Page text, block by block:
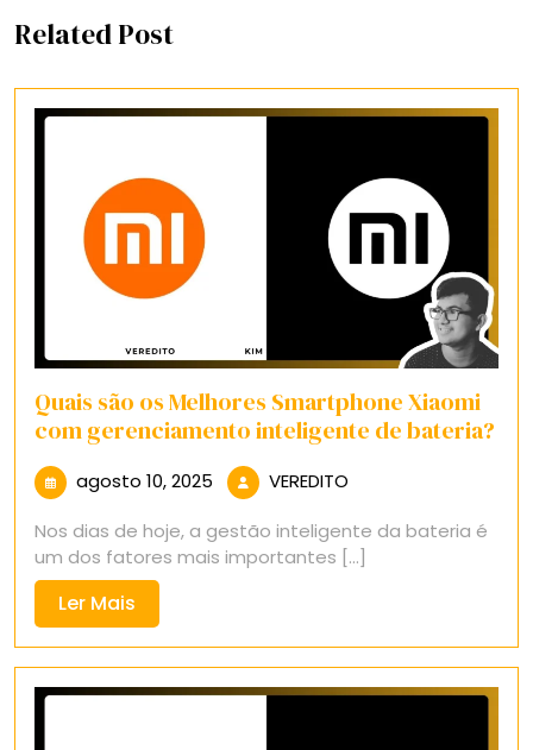
Related Post
Quais são os Melhores Smartphone Xiaomi
com gerenciamento inteligente de bateria?
agosto 10, 2025 agosto
2025
VEREDITO
Nos dias de hoje, a gestão inteligente da bateria é
um dos fatores mais importantes [...]
Ler Mais
Mais